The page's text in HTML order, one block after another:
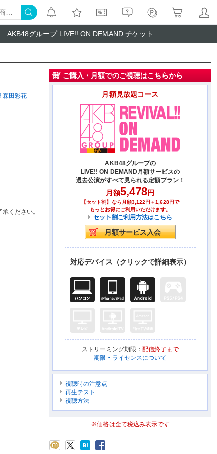
AKB48グループ LIVE!! ON DEMAND チケット
森田彩花
ください。
ご購入・月額でのご視聴はこちらから
月額見放題コース
AKB48グループの
LIVE!! ON DEMAND月額サービスの
過去公演がすべて見られる定額プラン！
月額5,478円
【セット割】なら月額3,122円＋1,628円で
もっとお得にご利用いただけます。
セット割ご利用方法はこちら
対応デバイス（クリックで詳細表示）
ストリーミング期限： 配信終了まで
期限・ライセンスについて
視聴時の注意点
再生テスト
視聴方法
※価格は全て税込み表示です